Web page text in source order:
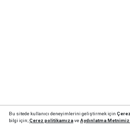
Bu sitede kullanıcı deneyimlerini geliştirmek için
bilgi için;Çerez politikamızaveAydınlatma